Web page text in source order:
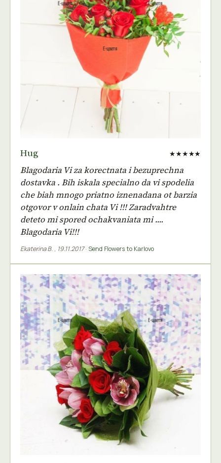
Hug ★★★★★
Blagodaria Vi za korectnata i bezuprechna
dostavka . Bih iskala specialno da vi spodelia
che biah mnogo priatno iznenadana ot barzia
otgovor v onlain chata Vi !!! Zaradvahtre
deteto mi spored ochakvaniata mi ....
Blagodaria Vi!!!
Ekaterina B. , 19.11.2017· Send Flowers to Karlovo